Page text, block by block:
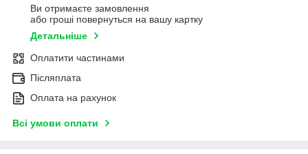
Ви отримаєте замовлення
або гроші повернуться на вашу картку
Детальніше
Оплатити частинами
Післяплата
Оплата на рахунок
Всі умови оплати